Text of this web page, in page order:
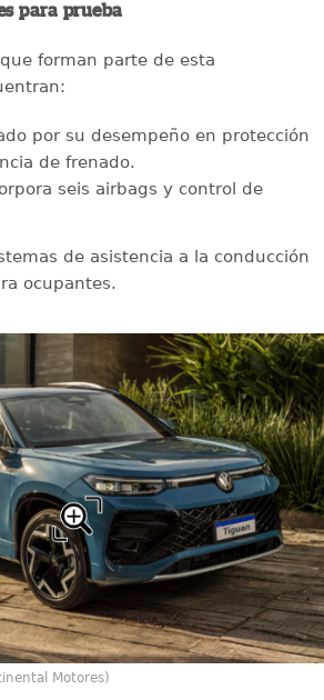
para prueba
forman parte de esta
por su desempeño en protección
de frenado.
seis airbags y control de
de asistencia a la conducción
ocupantes.
Motores)